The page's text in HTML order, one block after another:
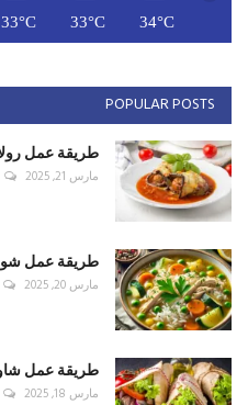
34°C
33°C
33°C
POPULAR POSTS
طريقة عمل
مارس 21, 2025
طريقة عمل
مارس 20, 2025
طريقة عمل
مارس 18, 2025